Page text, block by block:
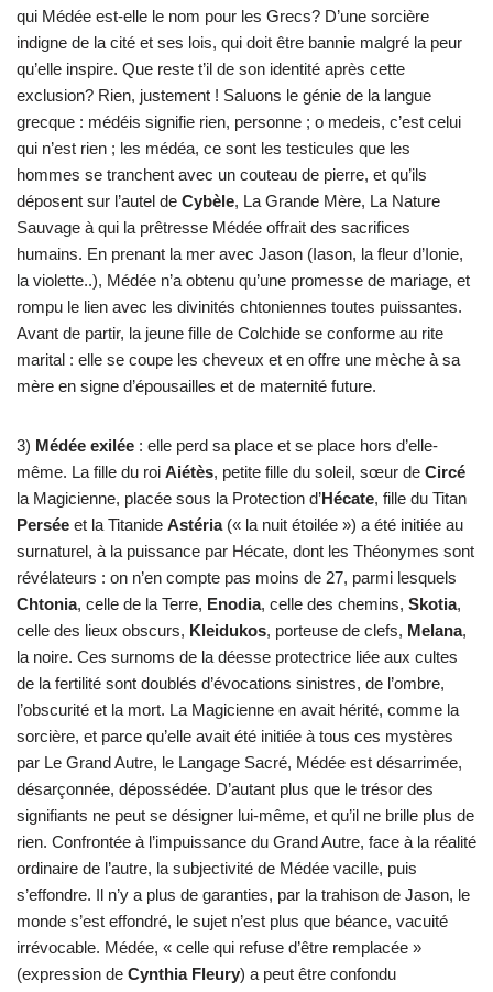
qui Médée est-elle le nom pour les Grecs? D’une sorcière
indigne de la cité et ses lois, qui doit être bannie malgré la peur
qu’elle inspire. Que reste t’il de son identité après cette
exclusion? Rien, justement ! Saluons le génie de la langue
grecque : médéis signifie rien, personne ; o medeis, c’est celui
qui n’est rien ; les médéa, ce sont les testicules que les
hommes se tranchent avec un couteau de pierre, et qu’ils
déposent sur l’autel de Cybèle, La Grande Mère, La Nature
Sauvage à qui la prêtresse Médée offrait des sacrifices
humains. En prenant la mer avec Jason (Iason, la fleur d’Ionie,
la violette..), Médée n’a obtenu qu’une promesse de mariage, et
rompu le lien avec les divinités chtoniennes toutes puissantes.
Avant de partir, la jeune fille de Colchide se conforme au rite
marital : elle se coupe les cheveux et en offre une mèche à sa
mère en signe d’épousailles et de maternité future.
3) Médée exilée : elle perd sa place et se place hors d’elle-
même. La fille du roi Aiétès, petite fille du soleil, sœur de Circé
la Magicienne, placée sous la Protection d’Hécate, fille du Titan
Persée et la Titanide Astéria(« la nuit étoilée ») a été initiée au
surnaturel, à la puissance par Hécate, dont les Théonymes sont
révélateurs : on n’en compte pas moins de 27, parmi lesquels
Chtonia, celle de la Terre, Enodia, celle des chemins, Skotia,
celle des lieux obscurs, Kleidukos, porteuse de clefs, Melana,
la noire. Ces surnoms de la déesse protectrice liée aux cultes
de la fertilité sont doublés d’évocations sinistres, de l’ombre,
l’obscurité et la mort. La Magicienne en avait hérité, comme la
sorcière, et parce qu’elle avait été initiée à tous ces mystères
par Le Grand Autre, le Langage Sacré, Médée est désarrimée,
désarçonnée, dépossédée. D’autant plus que le trésor des
signifiants ne peut se désigner lui-même, et qu’il ne brille plus de
rien. Confrontée à l’impuissance du Grand Autre, face à la réalité
ordinaire de l’autre, la subjectivité de Médée vacille, puis
s’effondre. Il n’y a plus de garanties, par la trahison de Jason, le
monde s’est effondré, le sujet n’est plus que béance, vacuité
irrévocable. Médée, « celle qui refuse d’être remplacée »
(expression de Cynthia Fleury) a peut être confondu